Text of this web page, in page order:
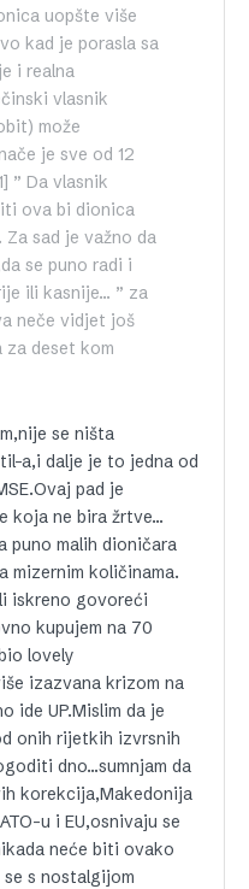
uopšte više
kad je porasla sa
i realna
vlasnik
može
je sve od 12
” Da vlasnik
ova bi dionica
sad je važno da
se puno radi i
ili kasnije… ” za
neče vidjet još
za deset kom
se ništa
a,i dalje je to jedna od
pad je
koja ne bira žrtve…
puno malih dioničara
mizernim količinama.
iskreno govoreći
kupujem na 70
lovely
izazvana krizom na
ide UP.Mislim da je
onih rijetkih izvrsnih
dno…sumnjam da
korekcija,Makedonija
u i EU,osnivaju se
neće biti ovako
s nostalgijom